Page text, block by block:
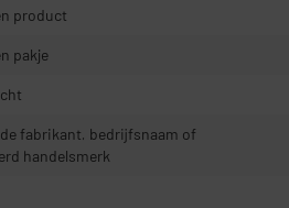
product
pakje
de fabrikant, bedrijfsnaam of
handelsmerk